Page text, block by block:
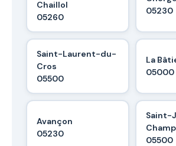
Chaillol
05260
05230
Saint-Laurent-du-
Cros
05500
La
05000
Avançon
05230
Saint-
05500